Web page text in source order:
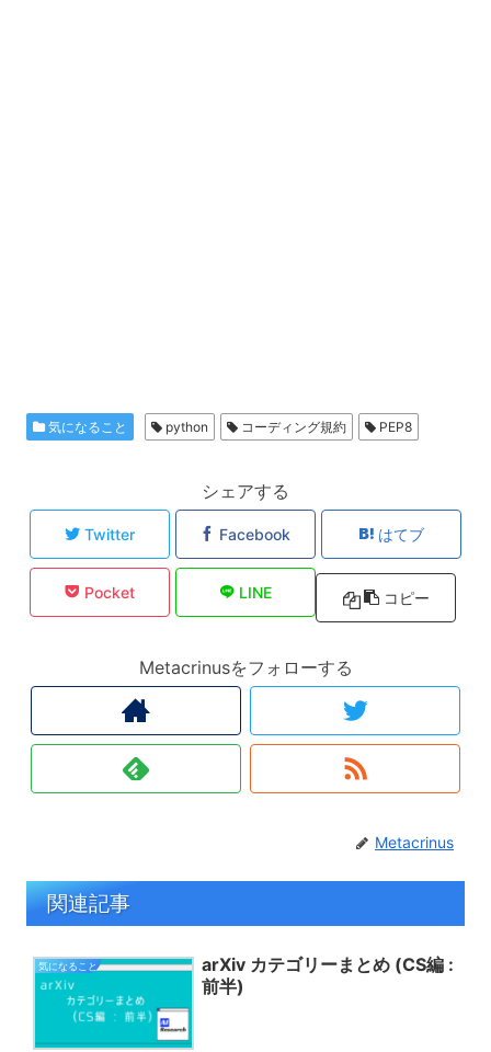
気になること python コーディング規約 PEP8
シェアする
Twitter Facebook はてブ
Pocket LINE コピー
Metacrinusをフォローする
Metacrinus
関連記事
気になること
arXiv カテゴリーまとめ (CS編 :
前半)